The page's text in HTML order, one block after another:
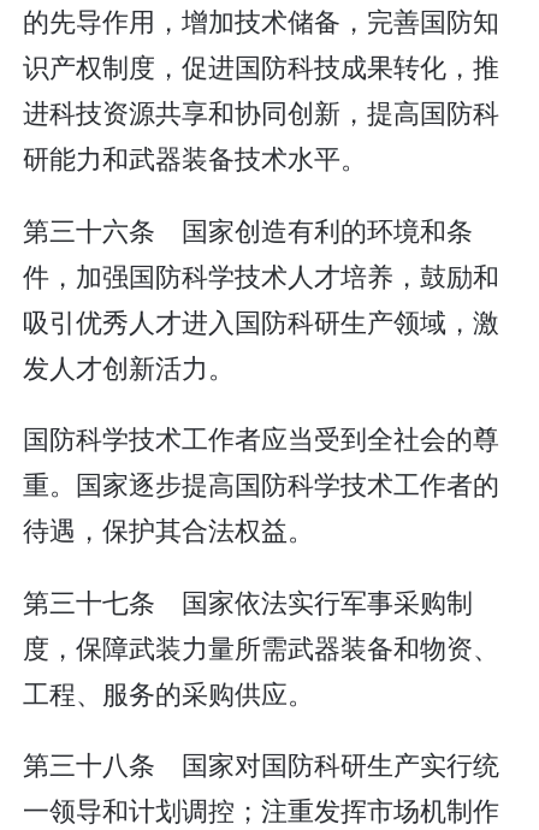
的先导作用，增加技术储备，完善国防知
识产权制度，促进国防科技成果转化，推
进科技资源共享和协同创新，提高国防科
研能力和武器装备技术水平。
第三十六条 国家创造有利的环境和条
件，加强国防科学技术人才培养，鼓励和
吸引优秀人才进入国防科研生产领域，激
发人才创新活力。
国防科学技术工作者应当受到全社会的尊
重。国家逐步提高国防科学技术工作者的
待遇，保护其合法权益。
第三十七条 国家依法实行军事采购制
度，保障武装力量所需武器装备和物资、
工程、服务的采购供应。
第三十八条 国家对国防科研生产实行统
一领导和计划调控；注重发挥市场机制作